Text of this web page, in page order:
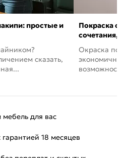
простые и
сказать,
Покраска
сочетания,
Окраска
для вас
18 месяцев